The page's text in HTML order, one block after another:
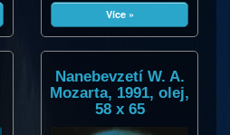
Více »
Nanebevzetí W. A.
Mozarta, 1991, olej,
58 x 65